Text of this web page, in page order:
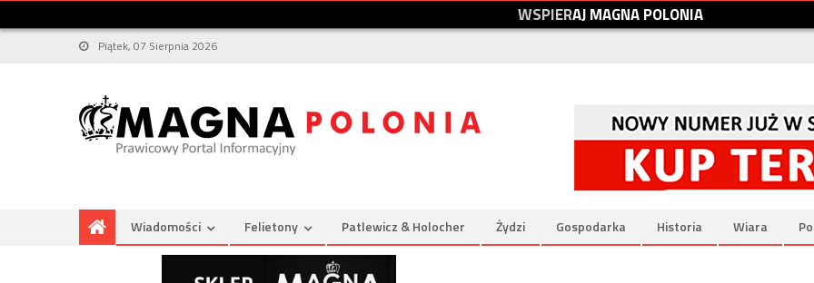
WSPIERAJMAGNAPOLONIA
Piątek, 07 Sierpnia 2026
Wiadomości Felietony Patlewicz & Holocher Żydzi Gospodarka Historia Wiara